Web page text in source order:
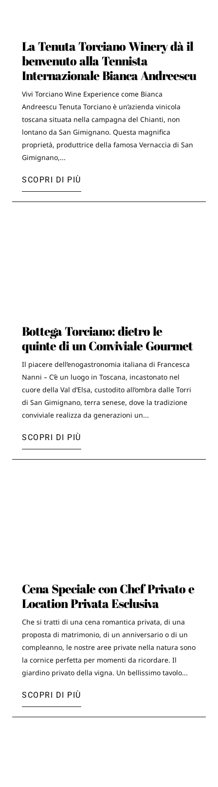
La Tenuta Torciano Winery dà il
benvenuto alla Tennista
Internazionale Bianca Andreescu
Vivi Torciano Wine Experience come Bianca
Andreescu Tenuta Torciano è un’azienda vinicola
toscana situata nella campagna del Chianti, non
lontano da San Gimignano. Questa magnifica
proprietà, produttrice della famosa Vernaccia di San
Gimignano,...
SCOPRI DI PIÙ
Bottega Torciano: dietro le
quinte di un Conviviale Gourmet
Il piacere dell’enogastronomia italiana di Francesca
Nanni – C’è un luogo in Toscana, incastonato nel
cuore della Val d’Elsa, custodito all’ombra dalle Torri
di San Gimignano, terra senese, dove la tradizione
conviviale realizza da generazioni un...
SCOPRI DI PIÙ
Cena Speciale con Chef Privato e
Location Privata Esclusiva
Che si tratti di una cena romantica privata, di una
proposta di matrimonio, di un anniversario o di un
compleanno, le nostre aree private nella natura sono
la cornice perfetta per momenti da ricordare. Il
giardino privato della vigna. Un bellissimo tavolo...
SCOPRI DI PIÙ